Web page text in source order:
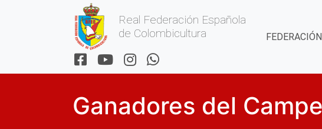
Real Federación Española
de Colombicultura
FEDERACIÓN
Ganadores del